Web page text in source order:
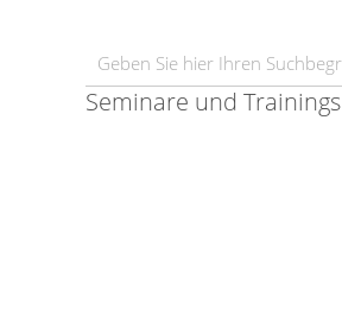
Seminare und Trainings